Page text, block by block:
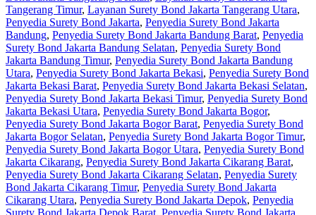
Tangerang Timur, Layanan Surety Bond Jakarta Tangerang Utara,
Penyedia Surety Bond Jakarta, Penyedia Surety Bond Jakarta
Bandung, Penyedia Surety Bond Jakarta Bandung Barat, Penyedia
Surety Bond Jakarta Bandung Selatan, Penyedia Surety Bond
Jakarta Bandung Timur, Penyedia Surety Bond Jakarta Bandung
Utara, Penyedia Surety Bond Jakarta Bekasi, Penyedia Surety Bond
Jakarta Bekasi Barat, Penyedia Surety Bond Jakarta Bekasi Selatan,
Penyedia Surety Bond Jakarta Bekasi Timur, Penyedia Surety Bond
Jakarta Bekasi Utara, Penyedia Surety Bond Jakarta Bogor,
Penyedia Surety Bond Jakarta Bogor Barat, Penyedia Surety Bond
Jakarta Bogor Selatan, Penyedia Surety Bond Jakarta Bogor Timur,
Penyedia Surety Bond Jakarta Bogor Utara, Penyedia Surety Bond
Jakarta Cikarang, Penyedia Surety Bond Jakarta Cikarang Barat,
Penyedia Surety Bond Jakarta Cikarang Selatan, Penyedia Surety
Bond Jakarta Cikarang Timur, Penyedia Surety Bond Jakarta
Cikarang Utara, Penyedia Surety Bond Jakarta Depok, Penyedia
Surety Bond Jakarta Depok Barat, Penyedia Surety Bond Jakarta